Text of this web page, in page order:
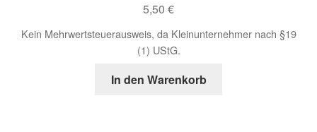
5,50 €
Kein Mehrwertsteuerausweis, da Kleinunternehmer nach §19
(1) UStG.
In den Warenkorb